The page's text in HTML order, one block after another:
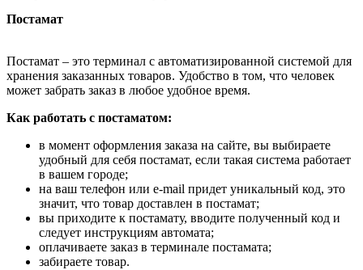
Постамат
Постамат – это терминал с автоматизированной системой для
хранения заказанных товаров. Удобство в том, что человек
может забрать заказ в любое удобное время.
Как работать с постаматом:
в момент оформления заказа на сайте, вы выбираете
удобный для себя постамат, если такая система работает
в вашем городе;
на ваш телефон или e-mail придет уникальный код, это
значит, что товар доставлен в постамат;
вы приходите к постамату, вводите полученный код и
следует инструкциям автомата;
оплачиваете заказ в терминале постамата;
забираете товар.